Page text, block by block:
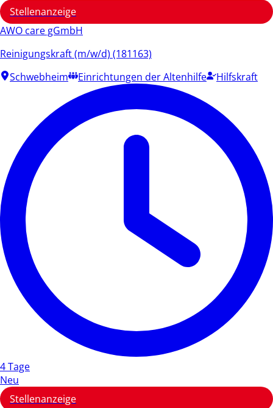
Stellenanzeige
AWO care gGmbH
Reinigungskraft (m/w/d) (181163)
Schwebheim
Einrichtungen der Altenhilfe Hilfskraft
4 Tage
Neu
Stellenanzeige